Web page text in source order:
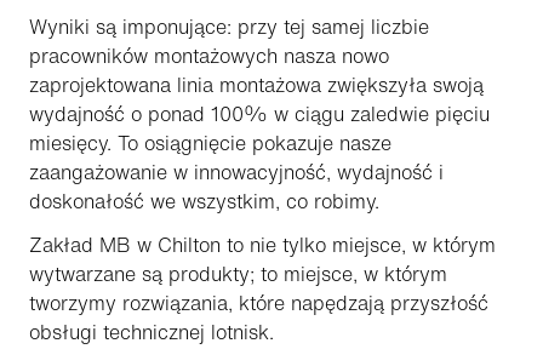
Wyniki są imponujące: przy tej samej liczbie
pracowników montażowych nasza nowo
zaprojektowana linia montażowa zwiększyła swoją
wydajność o ponad 100% w ciągu zaledwie pięciu
miesięcy. To osiągnięcie pokazuje nasze
zaangażowanie w innowacyjność, wydajność i
doskonałość we wszystkim, co robimy.
Zakład MB w Chilton to nie tylko miejsce, w którym
wytwarzane są produkty; to miejsce, w którym
tworzymy rozwiązania, które napędzają przyszłość
obsługi technicznej lotnisk.